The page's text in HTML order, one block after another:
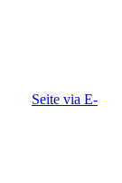
Seite via E-